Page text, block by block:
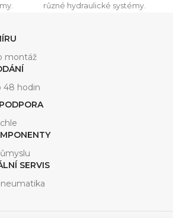
různé hydraulické systémy.
montáž
48 hodin
SERVIS